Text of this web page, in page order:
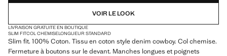
VOIR LE LOOK
LIVRAISON GRATUITE EN BOUTIQUE
SLIM FITCOL CHEMISELONGUEUR STANDARD
Slim fit. 100% Coton. Tissu en coton style denim cowboy. Col chemise.
Fermeture à boutons sur le devant. Manches longues et poignets